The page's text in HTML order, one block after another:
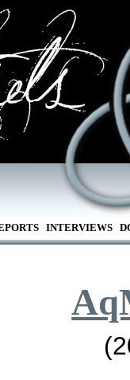
INTERVIEWS